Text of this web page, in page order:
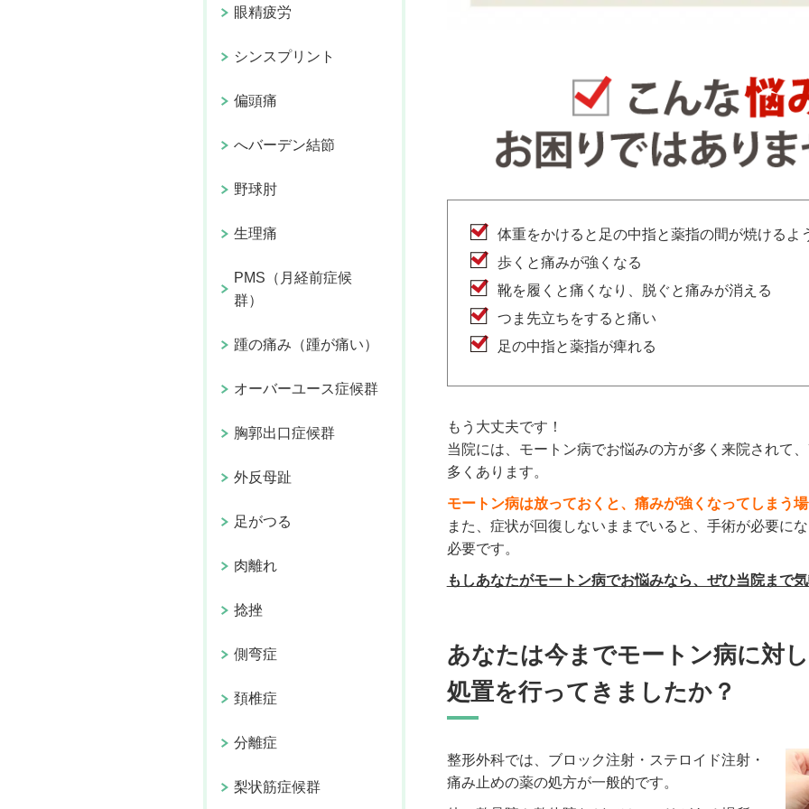
体重をかけると足の中指と薬指の間が焼けるよ
歩くと痛みが強くなる
靴を履くと痛くなり、脱ぐと痛みが消える
つま先立ちをすると痛い
足の中指と薬指が痺れる
もう大丈夫です！
当院には、モートン病でお悩みの方が多く来院されて
多くあります。
モートン病は放っておくと、痛みが強くなってしまう
また、症状が回復しないままでいると、手術が必要に
必要です。
もしあなたがモートン病でお悩みなら、ぜひ当院まで
あなたは今までモートン病に対
処置を行ってきましたか？
整形外科では、ブロック注射・ステロイド注射・
痛み止めの薬の処方が一般的です。
眼精疲労
シンスプリント
偏頭痛
へバーデン結節
野球肘
生理痛
PMS（月経前症候
群）
踵の痛み（踵が痛い）
オーバーユース症候群
胸郭出口症候群
外反母趾
足がつる
肉離れ
捻挫
側弯症
頚椎症
分離症
梨状筋症候群